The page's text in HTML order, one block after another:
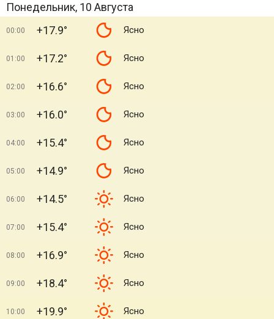
Понедельник, 10 Августа
00:00 +17.9° Ясно
01:00 +17.2° Ясно
02:00 +16.6° Ясно
03:00 +16.0° Ясно
04:00 +15.4° Ясно
05:00 +14.9° Ясно
06:00 +14.5° Ясно
07:00 +15.4° Ясно
08:00 +16.9° Ясно
09:00 +18.4° Ясно
10:00 +19.9° Ясно